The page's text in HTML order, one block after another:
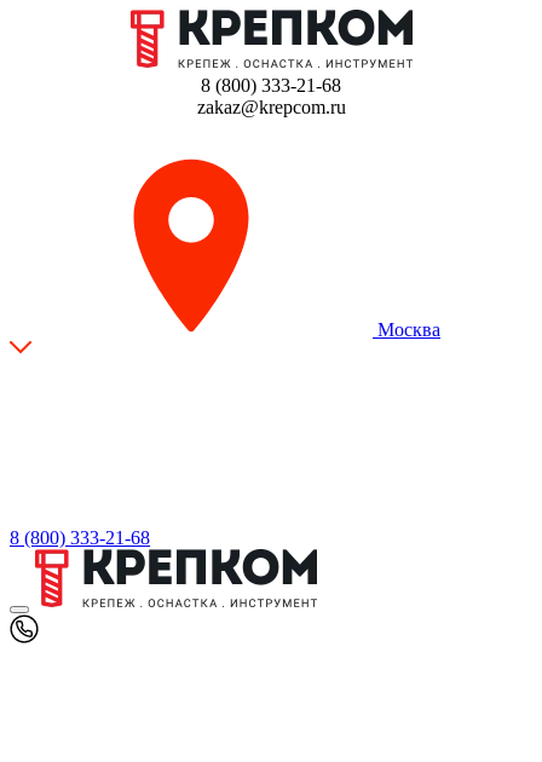
8 (800) 333-21-68
zakaz@krepcom.ru
Москва
8 (800) 333-21-68